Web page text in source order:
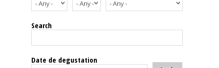
Tasting
reviews
The
Search
Date de degustation